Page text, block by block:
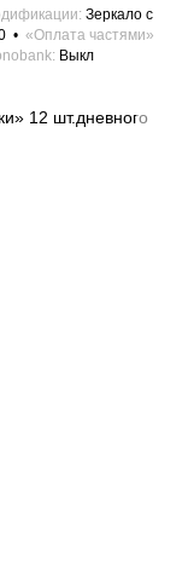
Зеркало с
«Оплата частями»
Выкл